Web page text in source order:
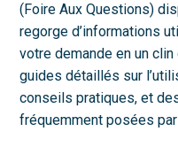
(Foire Aux Questions)
regorge d’informations
votre demande en un
guides détaillés sur
conseils pratiques, et
fréquemment posées